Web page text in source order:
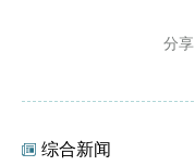
分享
综合新闻